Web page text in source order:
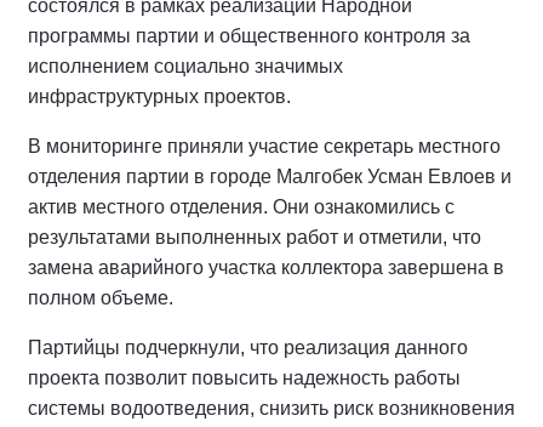
состоялся в рамках реализации Народной
программы партии и общественного контроля за
исполнением социально значимых
инфраструктурных проектов.
В мониторинге приняли участие секретарь местного
отделения партии в городе Малгобек Усман Евлоев и
актив местного отделения. Они ознакомились с
результатами выполненных работ и отметили, что
замена аварийного участка коллектора завершена в
полном объеме.
Партийцы подчеркнули, что реализация данного
проекта позволит повысить надежность работы
системы водоотведения, снизить риск возникновения